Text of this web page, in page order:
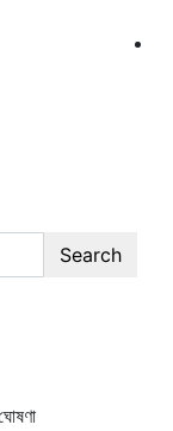
মুখপত্র
Search